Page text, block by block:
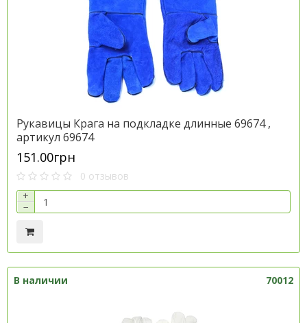
Рукавицы Крага на подкладке длинные 69674 ,
артикул 69674
151.00грн
0 отзывов
+
−
В наличии 70012